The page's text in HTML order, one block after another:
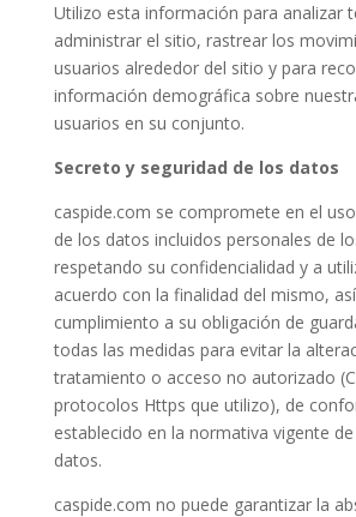
Utilizo esta información para analizar
administrar el sitio, rastrear los
usuarios alrededor del sitio y para
información demográfica sobre
usuarios en su conjunto.
Secreto y seguridad de los datos
caspide.com se compromete en el
de los datos incluidos personales de
respetando su confidencialidad y a
acuerdo con la finalidad del mismo,
cumplimiento a su obligación de
todas las medidas para evitar la
tratamiento o acceso no autorizado
protocolos Https que utilizo), de
establecido en la normativa vigente
datos.
caspide.com no puede garantizar la